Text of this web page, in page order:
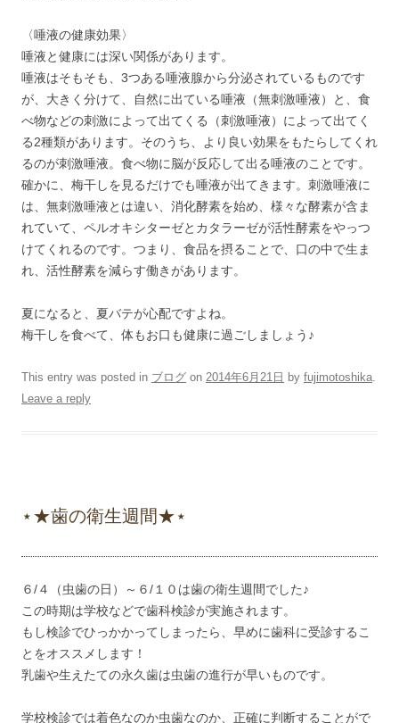
〈唾液の健康効果〉
唾液と健康には深い関係があります。
唾液はそもそも、3つある唾液腺から分泌されているものです
が、大きく分けて、自然に出ている唾液（無刺激唾液）と、食
べ物などの刺激によって出てくる（刺激唾液）によって出てく
る2種類があります。そのうち、より良い効果をもたらしてくれ
るのが刺激唾液。食べ物に脳が反応して出る唾液のことです。
確かに、梅干しを見るだけでも唾液が出てきます。刺激唾液に
は、無刺激唾液とは違い、消化酵素を始め、様々な酵素が含ま
れていて、ペルオキシターゼとカタラーゼが活性酵素をやっつ
けてくれるのです。つまり、食品を摂ることで、口の中で生ま
れ、活性酵素を減らす働きがあります。
夏になると、夏バテが心配ですよね。
梅干しを食べて、体もお口も健康に過ごしましょう♪
This entry was posted in ブログ on 2014年6月21日 by fujimotoshika
Leave a reply
⋆★歯の衛生週間★⋆
６/４（虫歯の日）～６/１０は歯の衛生週間でした♪
この時期は学校などで歯科検診が実施されます。
もし検診でひっかかってしまったら、早めに歯科に受診するこ
とをオススメします！
乳歯や生えたての永久歯は虫歯の進行が早いものです。
学校検診では着色なのか虫歯なのか、正確に判断することがで